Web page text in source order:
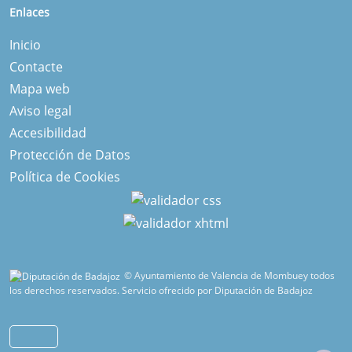
Enlaces
Inicio
Contacte
Mapa web
Aviso legal
Accesibilidad
Protección de Datos
Política de Cookies
© Ayuntamiento de Valencia de Mombuey todos
los derechos reservados.Servicio ofrecido por Diputación de Badajoz